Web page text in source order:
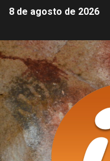
8 de agosto de 2026